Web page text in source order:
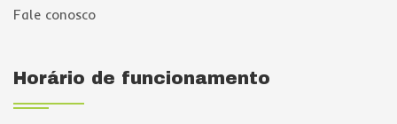
Fale conosco
Horário de funcionamento